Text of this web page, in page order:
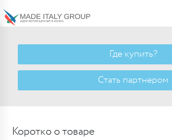
Где купить?
Стать партнером
Коротко о товаре